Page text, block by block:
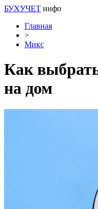
БУХУЧЕТ инфо
Главная
>
Микс
Как
на дом